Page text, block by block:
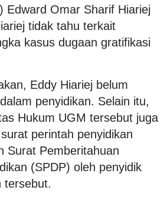
Edward Omar Sharif Hiariej
tidak tahu terkait
kasus dugaan gratifikasi
Eddy Hiariej belum
penyidikan. Selain itu,
Hukum UGM tersebut juga
perintah penyidikan
Surat Pemberitahuan
(SPDP) oleh penyidik
tersebut.